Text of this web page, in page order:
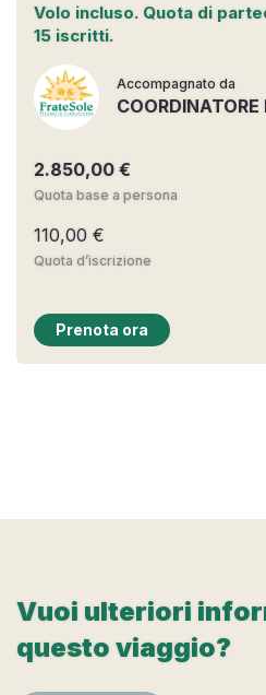
Volo incluso. Quota di
15 iscritti.
2.850,00 €
Quota base a persona
110,00 €
Quota d’iscrizione
Accompagnato da
COORDINATORE
Prenota ora
Vuoi ulteriori
questo viaggio?